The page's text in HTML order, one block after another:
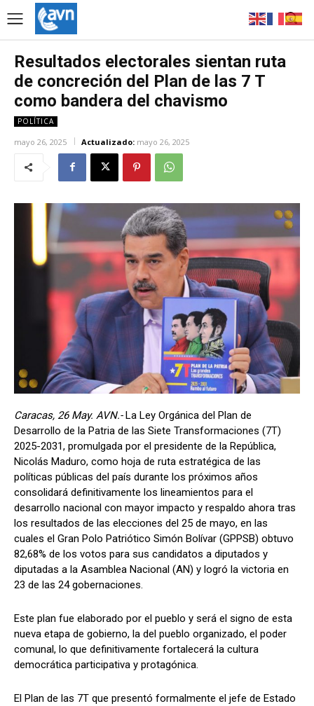
Resultados electorales sientan ruta
de concreción del Plan de las 7 T
como bandera del chavismo
POLÍTICA
mayo 26, 2025 Actualizado: mayo 26, 2025
Caracas, 26 May. AVN.-La Ley Orgánica del Plan de
Desarrollo de la Patria de las Siete Transformaciones (7T)
2025-2031, promulgada por el presidente de la República,
Nicolás Maduro, como hoja de ruta estratégica de las
políticas públicas del país durante los próximos años
consolidará definitivamente los lineamientos para el
desarrollo nacional con mayor impacto y respaldo ahora tras
los resultados de las elecciones del 25 de mayo, en las
cuales el Gran Polo Patriótico Simón Bolívar (GPPSB) obtuvo
82,68% de los votos para sus candidatos a diputados y
diputadas a la Asamblea Nacional (AN) y logró la victoria en
23 de las 24 gobernaciones.
Este plan fue elaborado por el pueblo y será el signo de esta
nueva etapa de gobierno, la del pueblo organizado, el poder
comunal, lo que definitivamente fortalecerá la cultura
democrática participativa y protagónica.
El Plan de las 7T que presentó formalmente el jefe de Estado